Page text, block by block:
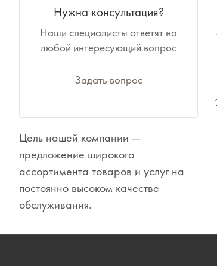
Народные инструменты
Баяны, аккордеоны,
Одежда
Нужна консультация?
Наши специалисты ответят на
любой интересующий вопрос
Задать вопрос
Цель нашей компании —
предложение широкого
ассортимента товаров и услуг на
постоянно высоком качестве
обслуживания.